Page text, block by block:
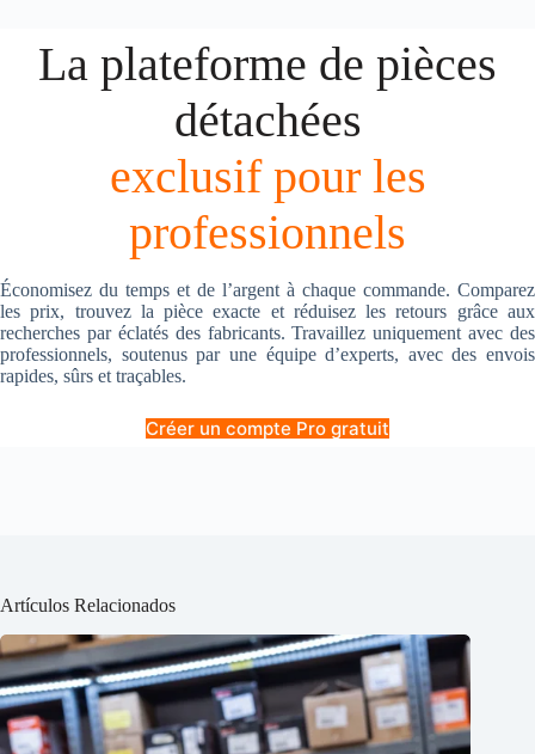
La plateforme de pièces
détachées
exclusif pour les
professionnels
Économisez du temps et de l’argent à chaque commande. Comparez
les prix, trouvez la pièce exacte et réduisez les retours grâce aux
recherches par éclatés des fabricants. Travaillez uniquement avec des
professionnels, soutenus par une équipe d’experts, avec des envois
rapides, sûrs et traçables.
Créer un compte Pro gratuit
Artículos Relacionados